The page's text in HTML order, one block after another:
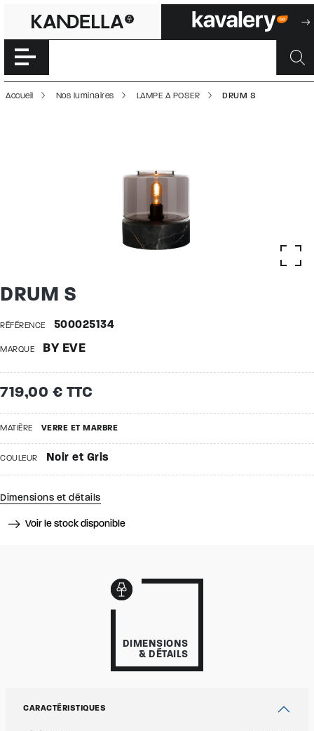
DRUM S |
Accéder directement au contenu de la page
Accueil Nos luminaires LAMPE A POSER DRUM S
DRUM S
RÉFÉRENCE 500025134
MARQUE BY EVE
719,00 € TTC
MATIÈRE VERRE ET MARBRE
COULEUR Noir et Gris
Dimensions et détails
Voir le stock disponible
DIMENSIONS
& DÉTAILS
CARACTÉRISTIQUES